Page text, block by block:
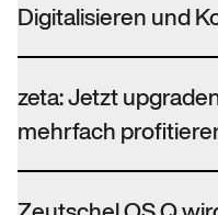
Digitalisieren und
zeta: Jetzt
mehrfach